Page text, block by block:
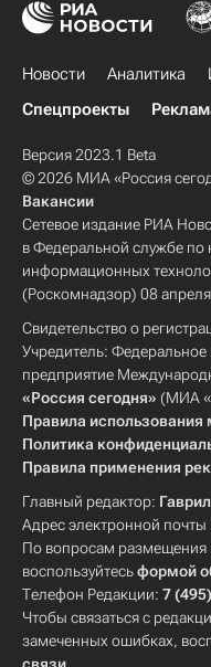
Новости Аналитика
Спецпроекты
Версия 2023.1 Beta
© 2026 МИА «Россия
Вакансии
Сетевое издание РИА
в Федеральной службе по
информационных
(Роскомнадзор) 08
Свидетельство о
Учредитель: Федеральное
предприятие
«Россия сегодня» (МИА
Правила использования
Политика
Правила применения
Главный редактор:
Адрес электронной почты
По вопросам размещения
воспользуйтесьформой
Телефон Редакции: 7
Чтобы связаться с
замеченных ошибках,